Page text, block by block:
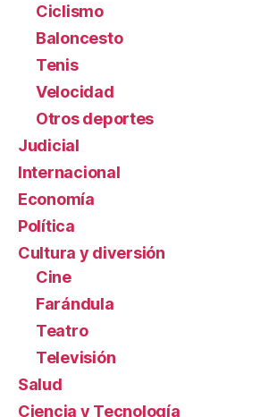
Ciclismo
Baloncesto
Tenis
Velocidad
Otros deportes
Judicial
Internacional
Economía
Política
Cultura y diversión
Cine
Farándula
Teatro
Televisión
Salud
Ciencia y Tecnología